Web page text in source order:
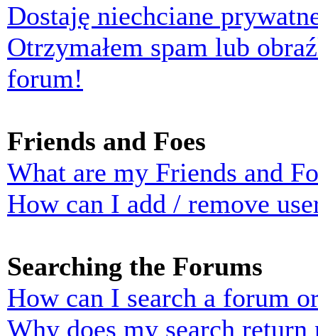
Dostaję niechciane
Otrzymałem spam lub
forum!
Friends and Foes
What are my Friends and
How can I add / remove
Searching the Forums
How can I search a forum
Why does my search return